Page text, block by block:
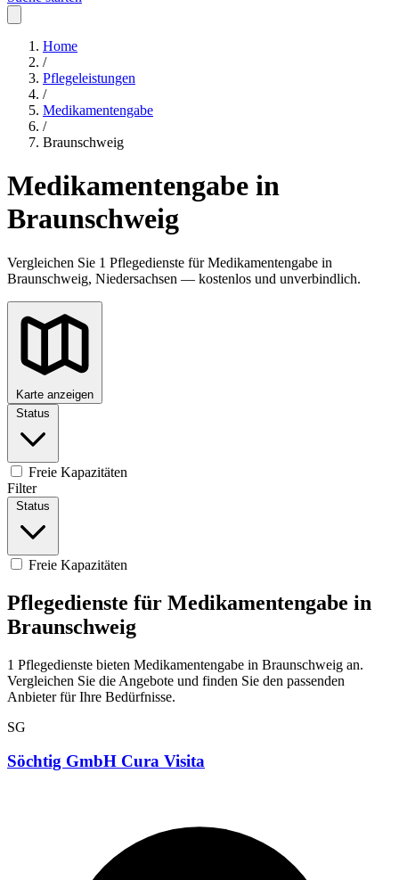
Home
/
Pflegeleistungen
/
Medikamentengabe
/
Braunschweig
Medikamentengabe in
Braunschweig
Vergleichen Sie 1 Pflegedienste für Medikamentengabe in
Braunschweig, Niedersachsen — kostenlos und unverbindlich.
Karte anzeigen
Status
Freie Kapazitäten
Filter
Status
Freie Kapazitäten
Pflegedienste für Medikamentengabe in
Braunschweig
1 Pflegedienste bieten Medikamentengabe in Braunschweig an.
Vergleichen Sie die Angebote und finden Sie den passenden
Anbieter für Ihre Bedürfnisse.
SG
Söchtig GmbH Cura Visita